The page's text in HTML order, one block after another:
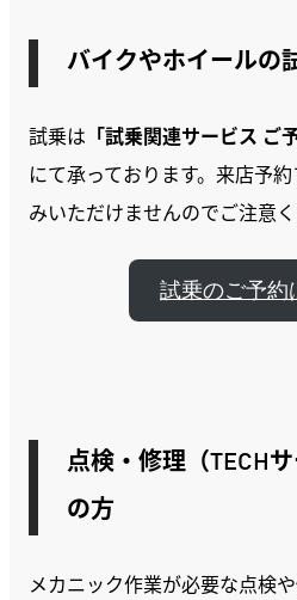
バイクやホイールの
試乗は 「試乗関連サービス ご
にて承っております。来店予
みいただけませんのでご注意く
試乗のご予約
点検・修理（TECH
の方
メカニック作業が必要な点検